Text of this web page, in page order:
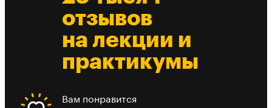
отзывов
на лекции и
практикумы
Вам понравится